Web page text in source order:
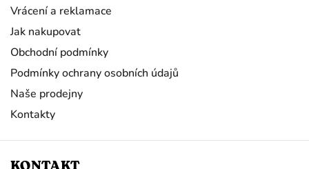
Vrácení a reklamace
Jak nakupovat
Obchodní podmínky
Podmínky ochrany osobních údajů
Naše prodejny
Kontakty